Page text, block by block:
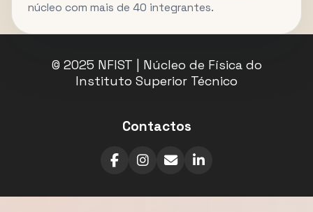
núcleo com mais de 40 integrantes.
© 2025 NFIST | Núcleo de Física do
Instituto Superior Técnico
Contactos